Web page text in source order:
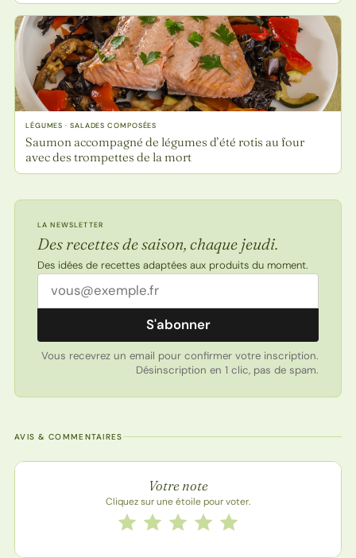
LÉGUMES · SALADES COMPOSÉES
Saumon accompagné de légumes d’été rotis au four
avec des trompettes de la mort
LA NEWSLETTER
Des recettes de saison, chaque jeudi.
Des idées de recettes adaptées aux produits du moment.
Adresse email
S'abonner
Vous recevrez un email pour confirmer votre inscription.
Désinscription en 1 clic, pas de spam.
AVIS & COMMENTAIRES
Note de la recette
Votre note
Cliquez sur une étoile pour voter.
Notez cette recette de 1 à 5 étoiles
5 étoiles
4 étoiles
3 étoiles
2 étoiles
1 étoile